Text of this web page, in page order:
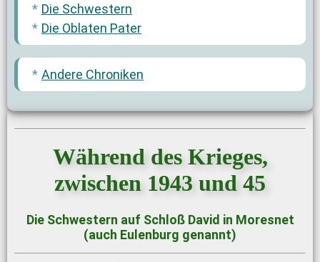
Die Schwestern
Die Oblaten Pater
Andere Chroniken
Während des Krieges,
zwischen 1943 und 45
Die Schwestern auf Schloß David in Moresnet
(auch Eulenburg genannt)